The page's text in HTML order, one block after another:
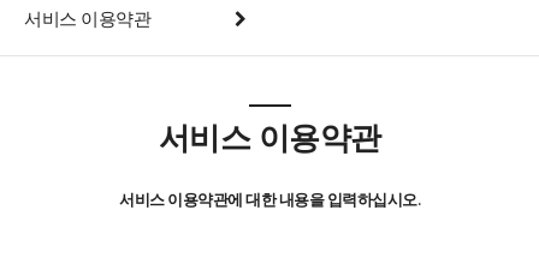
서비스 이용약관
서비스 이용약관
서비스 이용약관에 대한 내용을 입력하십시오.